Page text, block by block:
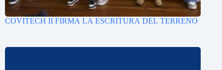
COVITECH II FIRMA LA ESCRITURA DEL TERRENO